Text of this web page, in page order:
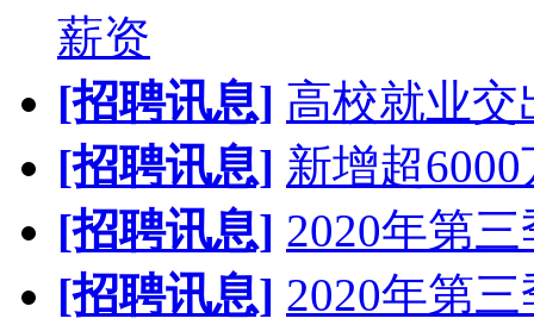
薪资
[招聘讯息] 高校就业
[招聘讯息] 新增超
[招聘讯息] 2020年第
[招聘讯息] 2020年第